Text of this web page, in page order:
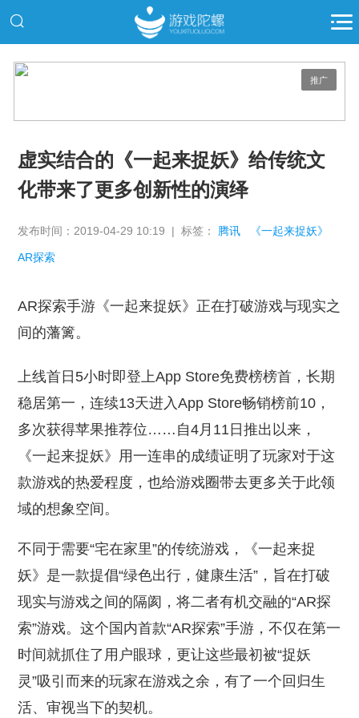
推广
虚实结合的《一起来捉妖》给传统文
化带来了更多创新性的演绎
发布时间：2019-04-29 10:19 | 标签： 腾讯 《一起来捉妖》
AR探索
AR探索手游《一起来捉妖》正在打破游戏与现实之
间的藩篱。
上线首日5小时即登上App Store免费榜榜首，长期
稳居第一，连续13天进入App Store畅销榜前10，
多次获得苹果推荐位……自4月11日推出以来，
《一起来捉妖》用一连串的成绩证明了玩家对于这
款游戏的热爱程度，也给游戏圈带去更多关于此领
域的想象空间。
不同于需要“宅在家里”的传统游戏，《一起来捉
妖》是一款提倡“绿色出行，健康生活”，旨在打破
现实与游戏之间的隔阂，将二者有机交融的“AR探
索”游戏。这个国内首款“AR探索”手游，不仅在第一
时间就抓住了用户眼球，更让这些最初被“捉妖
灵”吸引而来的玩家在游戏之余，有了一个回归生
活、审视当下的契机。